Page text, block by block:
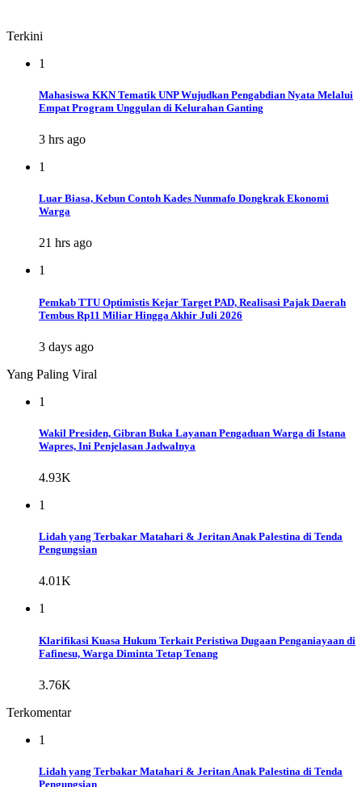
Terkini
1
Mahasiswa KKN Tematik UNP Wujudkan Pengabdian Nyata Melalui
Empat Program Unggulan di Kelurahan Ganting
3 hrs ago
1
Luar Biasa, Kebun Contoh Kades Nunmafo Dongkrak Ekonomi
Warga
21 hrs ago
1
Pemkab TTU Optimistis Kejar Target PAD, Realisasi Pajak Daerah
Tembus Rp11 Miliar Hingga Akhir Juli 2026
3 days ago
Yang Paling Viral
1
Wakil Presiden, Gibran Buka Layanan Pengaduan Warga di Istana
Wapres, Ini Penjelasan Jadwalnya
4.93K
1
Lidah yang Terbakar Matahari & Jeritan Anak Palestina di Tenda
Pengungsian
4.01K
1
Klarifikasi Kuasa Hukum Terkait Peristiwa Dugaan Penganiayaan di
Fafinesu, Warga Diminta Tetap Tenang
3.76K
Terkomentar
1
Lidah yang Terbakar Matahari & Jeritan Anak Palestina di Tenda
Pengungsian